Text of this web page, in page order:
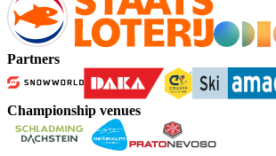
Partners
Championship venues